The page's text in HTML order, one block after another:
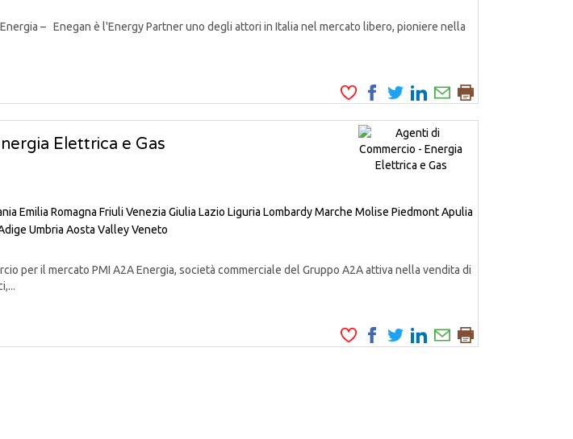
– Enegan è l'Energy Partner uno degli attori in Italia nel mercato libero, pioniere nella
Elettrica e Gas
Emilia Romagna Friuli Venezia Giulia Lazio Liguria LombardyMarche Molise PiedmontApulia
Umbria Aosta ValleyVeneto
per il mercato PMI A2A Energia, società commerciale del Gruppo A2A attiva nella vendita di